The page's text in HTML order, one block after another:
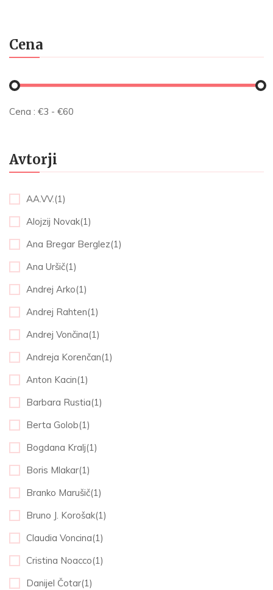
Cena
Cena : €3 - €60
Avtorji
AA.VV.(1)
Alojzij Novak(1)
Ana Bregar Berglez(1)
Ana Uršič(1)
Andrej Arko(1)
Andrej Rahten(1)
Andrej Vončina(1)
Andreja Korenčan(1)
Anton Kacin(1)
Barbara Rustia(1)
Berta Golob(1)
Bogdana Kralj(1)
Boris Mlakar(1)
Branko Marušič(1)
Bruno J. Korošak(1)
Claudia Voncina(1)
Cristina Noacco(1)
Danijel Čotar(1)